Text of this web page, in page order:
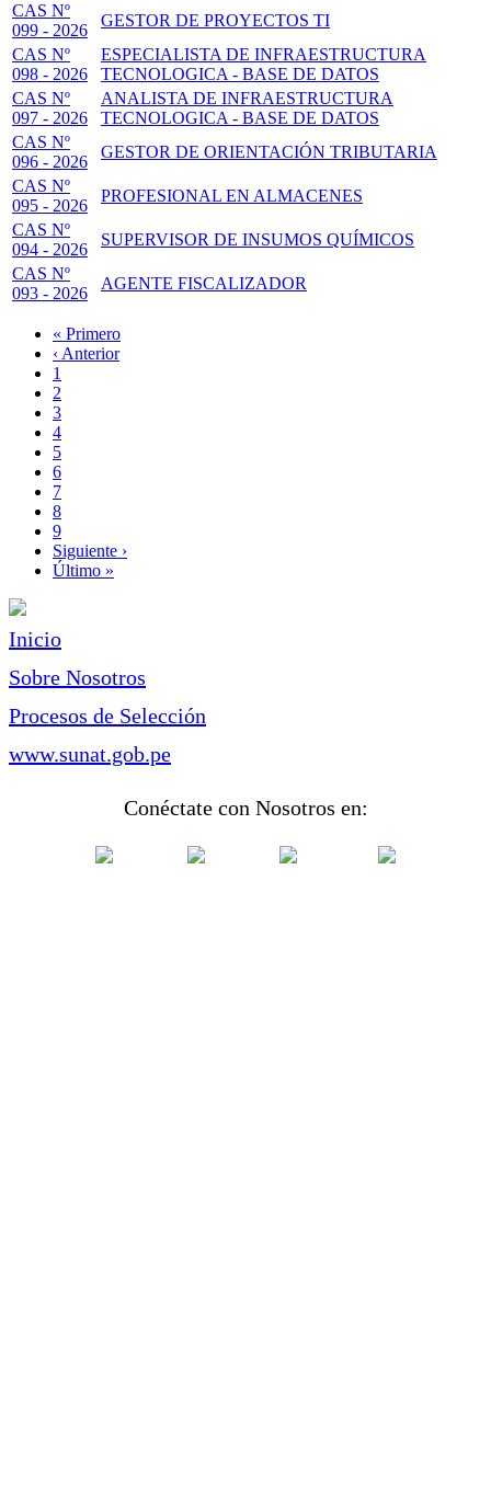
CAS Nº
099 - 2026
GESTOR DE PROYECTOS TI
CAS Nº
098 - 2026
ESPECIALISTA DE INFRAESTRUCTURA
TECNOLOGICA - BASE DE DATOS
CAS Nº
097 - 2026
ANALISTA DE INFRAESTRUCTURA
TECNOLOGICA - BASE DE DATOS
CAS Nº
096 - 2026
GESTOR DE ORIENTACIÓN TRIBUTARIA
CAS Nº
095 - 2026
PROFESIONAL EN ALMACENES
CAS Nº
094 - 2026
SUPERVISOR DE INSUMOS QUÍMICOS
CAS Nº
093 - 2026
AGENTE FISCALIZADOR
Paginación
Primera
página
« Primero
Página
anterior
‹ Anterior
Page
1
Página
actual
2
Page
3
Page
4
Page
5
Page
6
Page
7
Page
8
Page
9
Siguiente
página
Siguiente ›
Última
Último »
Inicio
Sobre Nosotros
Procesos de Selección
www.sunat.gob.pe
Conéctate con Nosotros en: